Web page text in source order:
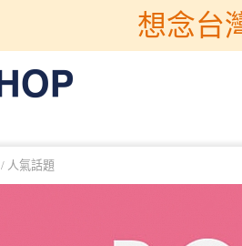
想念台
/ 人氣話題